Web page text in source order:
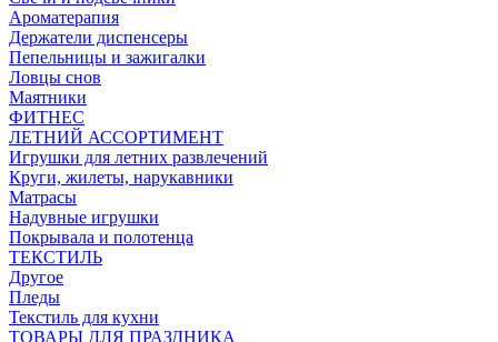
Ароматерапия
Держатели диспенсеры
Пепельницы и зажигалки
Ловцы снов
Маятники
ФИТНЕС
ЛЕТНИЙ АССОРТИМЕНТ
Игрушки для летних развлечений
Круги, жилеты, нарукавники
Матрасы
Надувные игрушки
Покрывала и полотенца
ТЕКСТИЛЬ
Другое
Пледы
Текстиль для кухни
ТОВАРЫ ДЛЯ ПРАЗДНИКА